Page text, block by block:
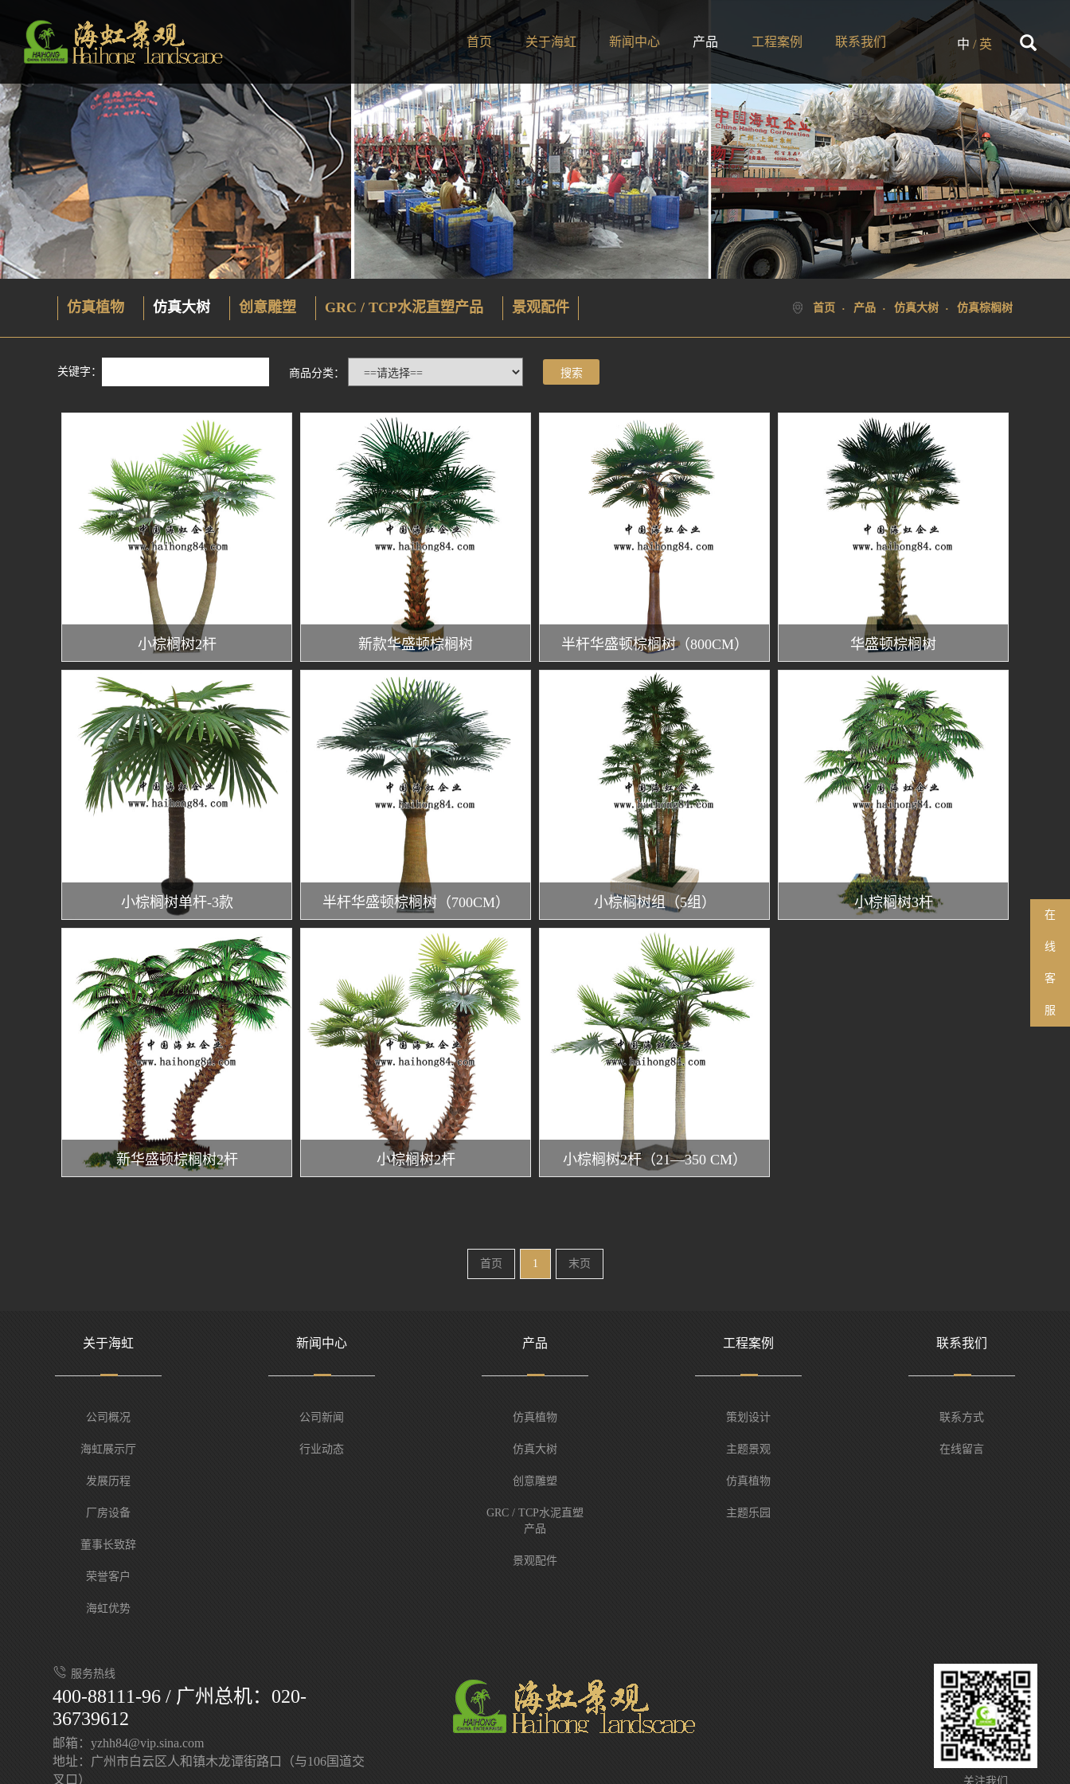
中 / 英
首页 关于海虹 新闻中心 产品 工程案例 联系我们
仿真植物 仿真大树 创意雕塑 GRC / TCP水泥直塑产品 景观配件 首页 产品 仿真大树 仿真棕榈树
关键字： 商品分类：
小棕榈树2杆 新款华盛顿棕榈树 半杆华盛顿棕榈树（800CM） 华盛顿棕榈树
小棕榈树单杆-3款 半杆华盛顿棕榈树（700CM） 小棕榈树组（5组） 小棕榈树3杆
新华盛顿棕榈树2杆 小棕榈树2杆 小棕榈树2杆（21—350 CM）
首页 1 末页
关于海虹
公司概况
海虹展示厅
发展历程
厂房设备
董事长致辞
荣誉客户
海虹优势
新闻中心
公司新闻
行业动态
产品
仿真植物
仿真大树
创意雕塑
GRC / TCP水泥直塑
产品
景观配件
工程案例
策划设计
主题景观
仿真植物
主题乐园
联系我们
联系方式
在线留言
服务热线
400-88111-96 / 广州总机：020-
36739612
邮箱：yzhh84@vip.sina.com
地址：广州市白云区人和镇木龙谭街路口（与106国道交
叉口）
关注我们
在
线
客
服